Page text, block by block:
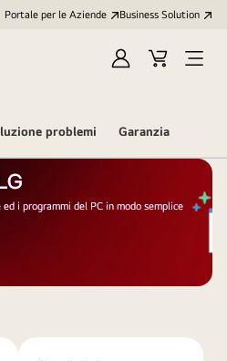
Portale per le Aziende Business Solution
AccediCart
Open
problemi Garanzia
i programmi del PC in modo semplice